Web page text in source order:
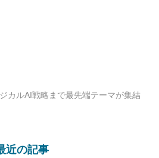
カルAI戦略まで最先端テーマが集結
近の記事